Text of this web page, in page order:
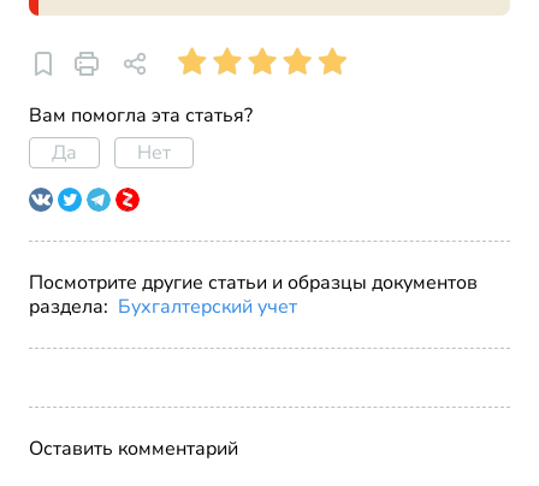
Вам помогла эта статья?
Да
Нет
Посмотрите другие статьи и образцы документов
раздела: Бухгалтерский учет
Оставить комментарий